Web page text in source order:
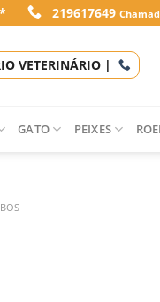
219617649
VETERINÁRIO |
GATO PEIXES